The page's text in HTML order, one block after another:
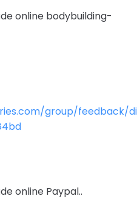
online bodybuilding-
group/feedback/
online Paypal..